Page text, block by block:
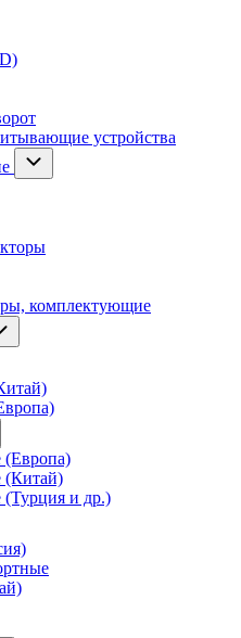
устройства
комплектующие
(Европа)
(Китай)
(Турция и др.)